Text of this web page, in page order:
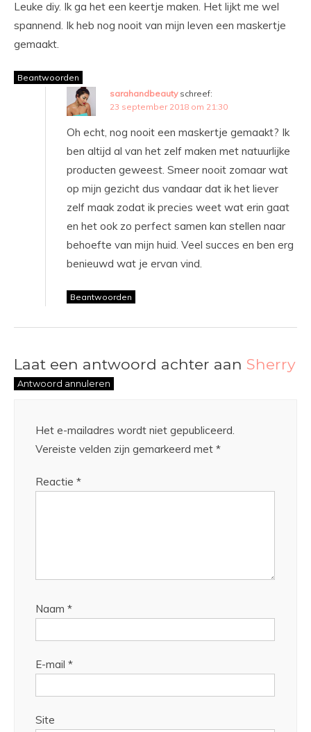
Leuke diy. Ik ga het een keertje maken. Het lijkt me wel
spannend. Ik heb nog nooit van mijn leven een maskertje
gemaakt.
Beantwoorden
sarahandbeauty schreef:
23 september 2018 om 21:30
Oh echt, nog nooit een maskertje gemaakt? Ik
ben altijd al van het zelf maken met natuurlijke
producten geweest. Smeer nooit zomaar wat
op mijn gezicht dus vandaar dat ik het liever
zelf maak zodat ik precies weet wat erin gaat
en het ook zo perfect samen kan stellen naar
behoefte van mijn huid. Veel succes en ben erg
benieuwd wat je ervan vind.
Beantwoorden
Laat een antwoord achter aan Sherry
Antwoord annuleren
Het e-mailadres wordt niet gepubliceerd.
Vereiste velden zijn gemarkeerd met *
Reactie *
Naam *
E-mail *
Site